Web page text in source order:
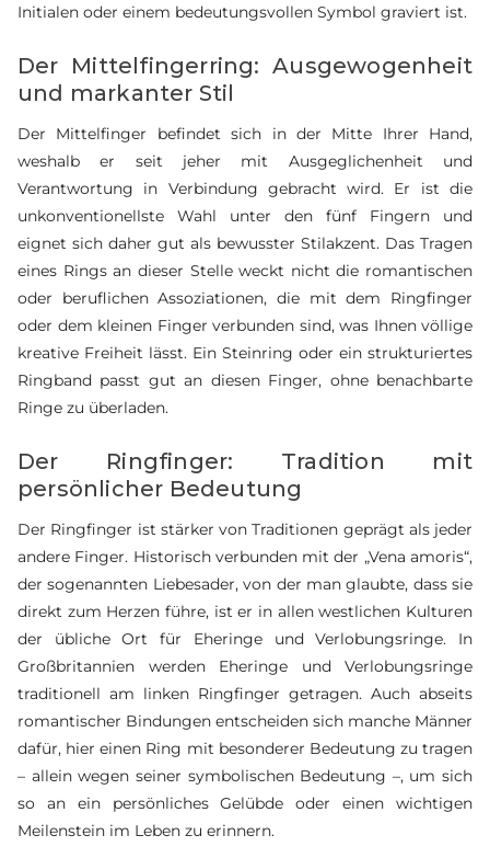
Initialen oder einem bedeutungsvollen Symbol graviert ist.
Der Mittelfingerring: Ausgewogenheit
und markanter Stil
Der Mittelfinger befindet sich in der Mitte Ihrer Hand,
weshalb er seit jeher mit Ausgeglichenheit und
Verantwortung in Verbindung gebracht wird. Er ist die
unkonventionellste Wahl unter den fünf Fingern und
eignet sich daher gut als bewusster Stilakzent. Das Tragen
eines Rings an dieser Stelle weckt nicht die romantischen
oder beruflichen Assoziationen, die mit dem Ringfinger
oder dem kleinen Finger verbunden sind, was Ihnen völlige
kreative Freiheit lässt. Ein Steinring oder ein strukturiertes
Ringband passt gut an diesen Finger, ohne benachbarte
Ringe zu überladen.
Der Ringfinger: Tradition mit
persönlicher Bedeutung
Der Ringfinger ist stärker von Traditionen geprägt als jeder
andere Finger. Historisch verbunden mit der „Vena amoris“,
der sogenannten Liebesader, von der man glaubte, dass sie
direkt zum Herzen führe, ist er in allen westlichen Kulturen
der übliche Ort für Eheringe und Verlobungsringe. In
Großbritannien werden Eheringe und Verlobungsringe
traditionell am linken Ringfinger getragen. Auch abseits
romantischer Bindungen entscheiden sich manche Männer
dafür, hier einen Ring mit besonderer Bedeutung zu tragen
– allein wegen seiner symbolischen Bedeutung –, um sich
so an ein persönliches Gelübde oder einen wichtigen
Meilenstein im Leben zu erinnern.